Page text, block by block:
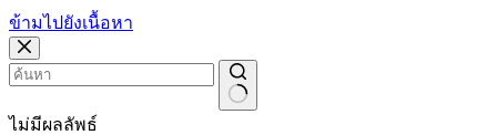
ข้ามไปยังเนื้อหา
ไม่มีผลลัพธ์